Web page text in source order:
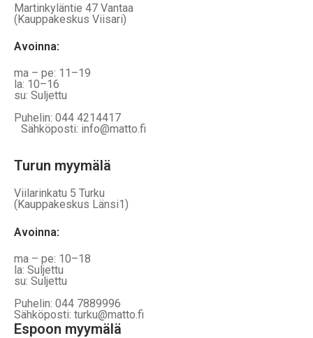
Martinkyläntie 47 Vantaa
(Kauppakeskus Viisari)
Avoinna:
ma – pe: 11–19
la: 10–16
su: Suljettu
Puhelin: 044 4214417
Sähköposti: info@matto.fi
Turun myymälä
Viilarinkatu 5 Turku
(Kauppakeskus Länsi1)
Avoinna:
ma – pe: 10–18
la: Suljettu
su: Suljettu
Puhelin: 044 7889996
Sähköposti: turku@matto.fi
Espoon myymälä